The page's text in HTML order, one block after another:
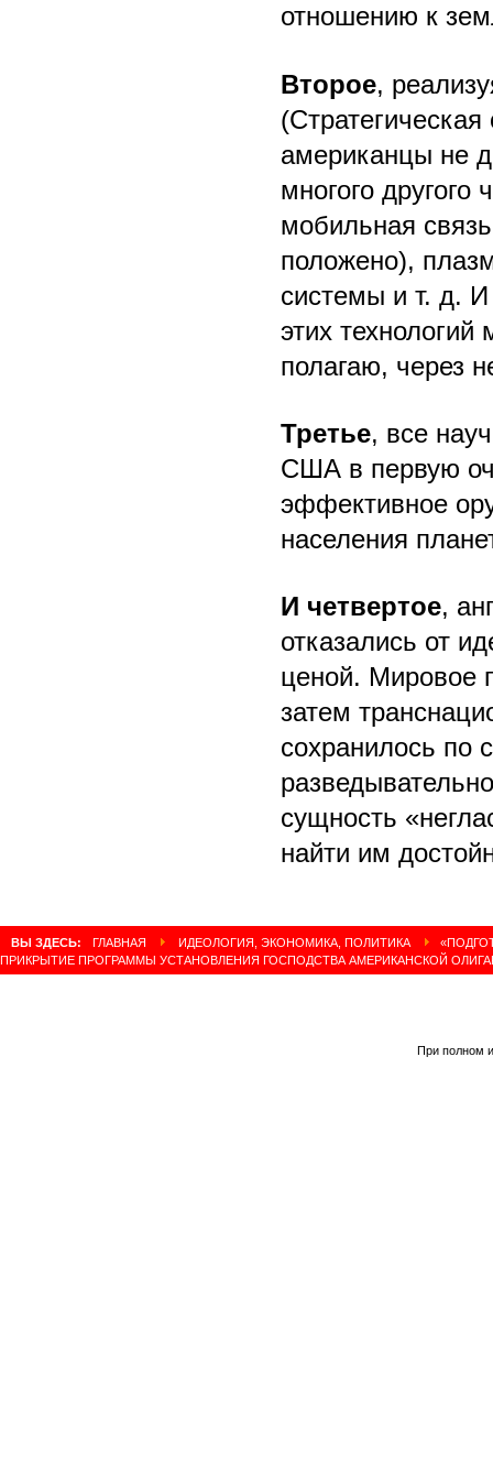
отношению к
Второе,
американцы не
многого другого
мобильная
положено),
системы и т. д.
этих
полагаю, через
Третье, все
США в первую
эффективное
населения
И четвертое,
отказались от
ценой. Мировое
затем
сохранилось по
сущность
найти им
ВЫ ЗДЕСЬ: ГЛАВНАЯ ИДЕОЛОГИЯ, ЭКОНОМИКА, ПОЛИТИКА
ПРИКРЫТИЕ ПРОГРАММЫ УСТАНОВЛЕНИЯ ГОСПОДСТВА АМЕРИКАНСКОЙ
При полном